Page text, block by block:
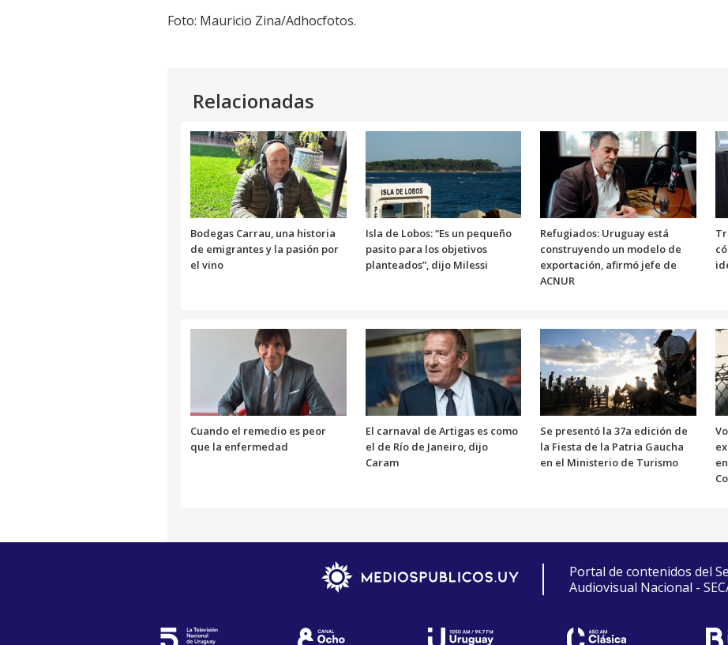
Foto: Mauricio Zina/Adhocfotos.
Relacionadas
Bodegas Carrau, una historia
de emigrantes y la pasión por
el vino
Isla de Lobos: “Es un pequeño
pasito para los objetivos
planteados”, dijo Milessi
Refugiados: Uruguay está
construyendo un modelo de
exportación, afirmó jefe de
ACNUR
Cuando el remedio es peor
que la enfermedad
El carnaval de Artigas es como
el de Río de Janeiro, dijo
Caram
Se presentó la 37a edición de
la Fiesta de la Patria Gaucha
en el Ministerio de Turismo
Portal de contenidos del
Audiovisual Nacional -